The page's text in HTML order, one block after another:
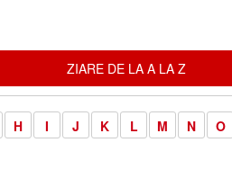
ZIARE DE LA A LA Z
H I J K L M N O